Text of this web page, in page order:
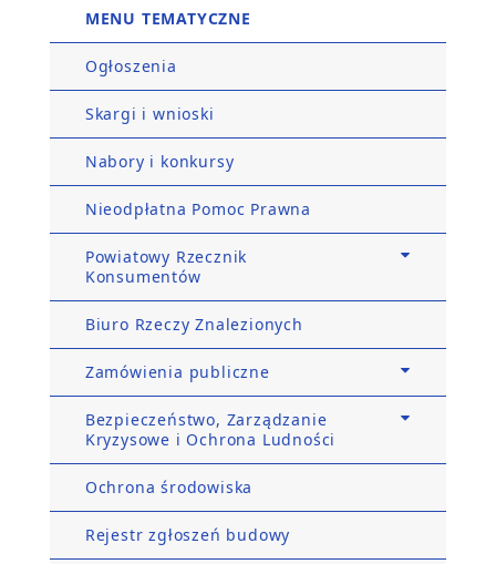
MENU TEMATYCZNE
Ogłoszenia
Skargi i wnioski
Nabory i konkursy
Nieodpłatna Pomoc Prawna
Powiatowy Rzecznik
Konsumentów
Biuro Rzeczy Znalezionych
Zamówienia publiczne
Bezpieczeństwo, Zarządzanie
Kryzysowe i Ochrona Ludności
Ochrona środowiska
Rejestr zgłoszeń budowy